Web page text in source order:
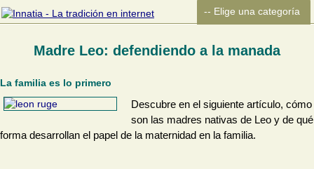
Madre Leo: defendiendo a la manada
La familia es lo primero
Descubre en el siguiente artículo, cómo
son las madres nativas de Leo y de qué
forma desarrollan el papel de la maternidad en la familia.